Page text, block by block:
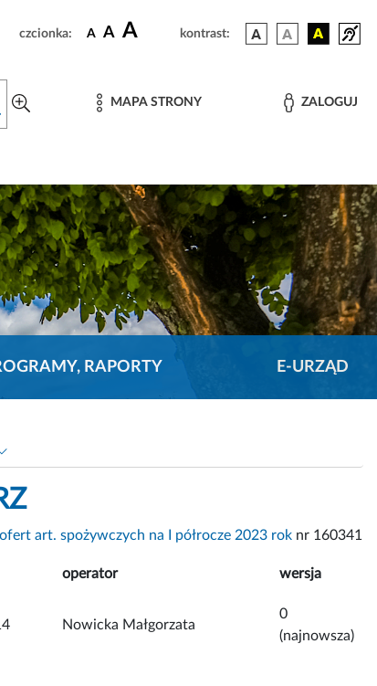
czcionka: A A A kontrast:
MAPA STRONY ZALOGUJ
RAPORTY E-URZĄD
ofert art. spożywczych na I półrocze 2023 rok nr 160341
operator wersja
Nowicka Małgorzata
0
(najnowsza)